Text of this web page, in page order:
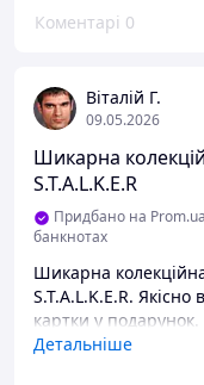
Коментарі 0
Віталій Г.
09.05.2026
Шикарна
S.T.A.L.K.E.R
Придбано на Prom.ua
банкнотах
Шикарна
S.T.A.L.K.E.R.
картки у подарунок.
Переваги
Детальніше